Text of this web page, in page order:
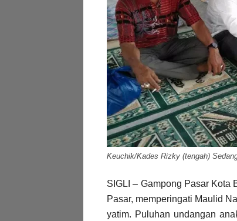
Keuchik/Kades Rizky (tengah)
SIGLI – Gampong Pasar Kota
Pasar, memperingati Maulid
yatim. Puluhan undangan